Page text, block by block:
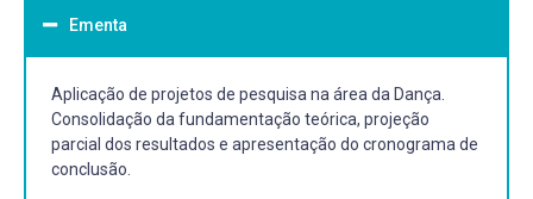
Ementa
Aplicação de projetos de pesquisa na área da Dança.
Consolidação da fundamentação teórica, projeção
parcial dos resultados e apresentação do cronograma de
conclusão.